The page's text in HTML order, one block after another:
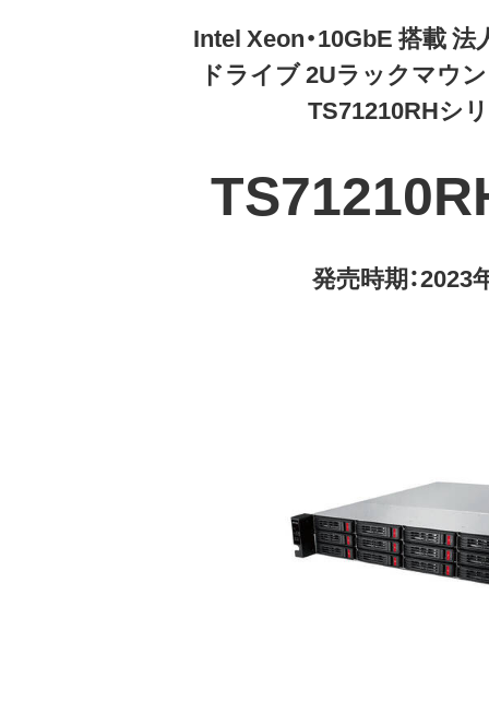
Intel Xeon・10GbE 搭載
ドライブ 2Uラックマウ
TS71210RHシ
発売時期：2023